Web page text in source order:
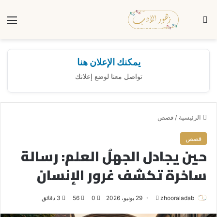
بحث عن
يمكنك الإعلان هنا
تواصل معنا لوضع إعلانك
الرئيسية /قصص
قصص
حين يجادل الجهلُ العلم: رسالة
ساخرة تكشف غرور الإنسان
zhooraladab 29 يونيو، 2026 0
56